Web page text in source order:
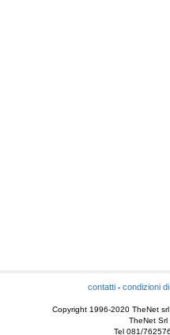
contatti- condizioni
Copyright 1996-2020 TheNet
TheNet Srl
Tel 081/